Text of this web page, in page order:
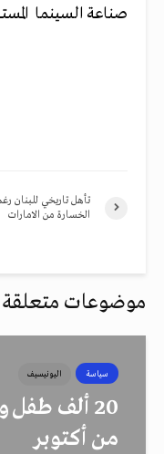
صناعة السينما
تأهل تاريخي للبنان
الخسارة من الامارات
موضوعات متعلقة
سياسة اليونيسيف
20 ألف
من أكتوبر